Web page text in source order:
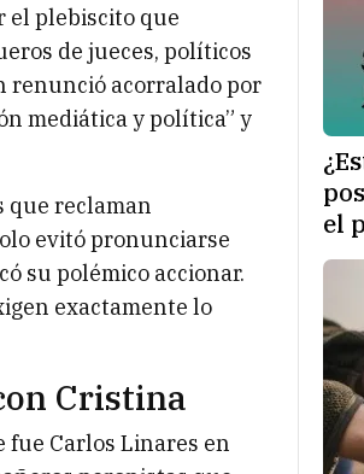
el plebiscito que
de jueces, políticos
renunció acorralado por
mediática y política” y
que reclaman
evitó pronunciarse
su polémico accionar.
exactamente lo
Cristina
fue Carlos Linares en
el